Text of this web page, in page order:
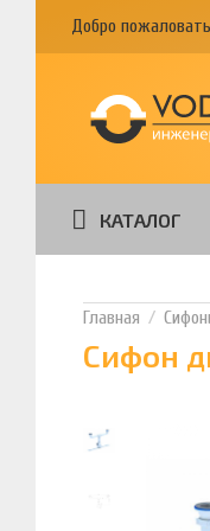
Добро
КАТАЛОГ
Сифон